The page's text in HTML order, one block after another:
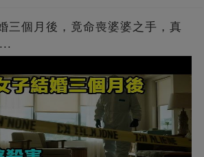
三個月後，竟命喪婆婆之手，真